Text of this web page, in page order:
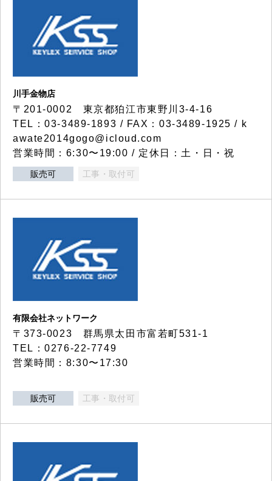
川手金物店
〒201-0002 東京都狛江市東野川3-4-16
TEL：03-3489-1893 / FAX：03-3489-1925 / k
awate2014gogo@icloud.com
営業時間：6:30〜19:00 / 定休日：土・日・祝
販売可 工事・取付可
有限会社ネットワーク
〒373-0023 群馬県太田市富若町531-1
TEL：0276-22-7749
営業時間：8:30〜17:30
販売可 工事・取付可